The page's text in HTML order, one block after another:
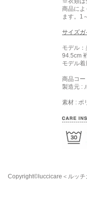
商品によ
ます。1
サイズガ
モデル
94.5cm
モデル着
商品コー
製造元 :
素材 : ポ
Copyright©luccicare ＜ルッチ